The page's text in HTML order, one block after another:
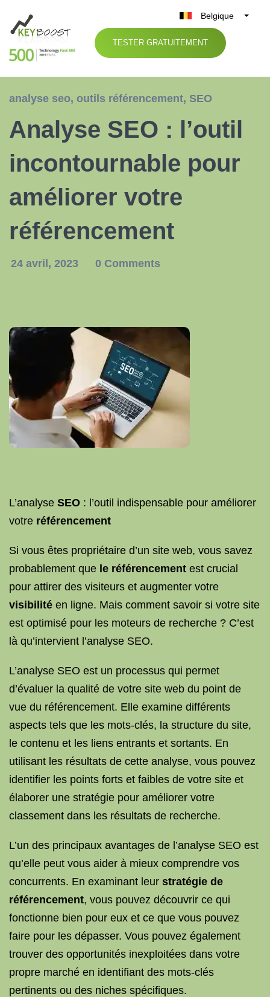
Belgique
België
Nederland
España
TESTER GRATUITEMENT
analyse seo, outils référencement, SEO
Analyse SEO : l’outil
incontournable pour
améliorer votre
référencement
24 avril, 2023 0 Comments
L’analyse SEO : l’outil indispensable pour améliorer
votre référencement
Si vous êtes propriétaire d’un site web, vous savez
probablement que le référencement est crucial
pour attirer des visiteurs et augmenter votre
visibilité en ligne. Mais comment savoir si votre site
est optimisé pour les moteurs de recherche ? C’est
là qu’intervient l’analyse SEO.
L’analyse SEO est un processus qui permet
d’évaluer la qualité de votre site web du point de
vue du référencement. Elle examine différents
aspects tels que les mots-clés, la structure du site,
le contenu et les liens entrants et sortants. En
utilisant les résultats de cette analyse, vous pouvez
identifier les points forts et faibles de votre site et
élaborer une stratégie pour améliorer votre
classement dans les résultats de recherche.
L’un des principaux avantages de l’analyse SEO est
qu’elle peut vous aider à mieux comprendre vos
concurrents. En examinant leur stratégie de
référencement, vous pouvez découvrir ce qui
fonctionne bien pour eux et ce que vous pouvez
faire pour les dépasser. Vous pouvez également
trouver des opportunités inexploitées dans votre
propre marché en identifiant des mots-clés
pertinents ou des niches spécifiques.